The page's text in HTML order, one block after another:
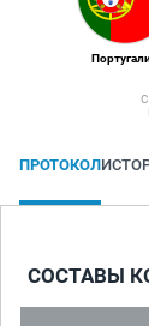
ПРОТОКОЛ
СОСТАВЫ